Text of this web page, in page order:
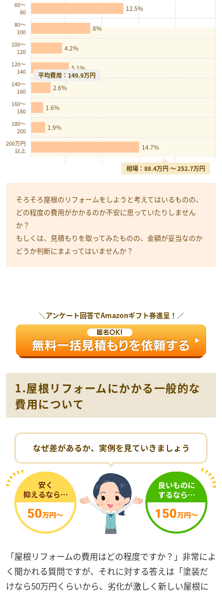
60〜
80
12.5%
80〜
100
8%
100〜
120
4.2%
120〜
140
5.1%
140〜
160
2.6%
160〜
180
1.6%
180〜
200
1.9%
200万円
以上
14.7%
平均費用：149.9万円
相場：88.4万円 〜 252.7万円
そろそろ屋根のリフォームをしようと考えてはいるものの、
どの程度の費用がかかるのか不安に思っていたりしません
か？
もしくは、見積もりを取ってみたものの、金額が妥当なのか
どうか判断にまよってはいませんか？
＼アンケート回答でAmazonギフト券進呈！／
1.屋根リフォームにかかる一般的な
費用について
「屋根リフォームの費用はどの程度ですか？」非常によ
く聞かれる質問ですが、それに対する答えは「塗装だ
けなら50万円くらいから、劣化が激しく新しい屋根に